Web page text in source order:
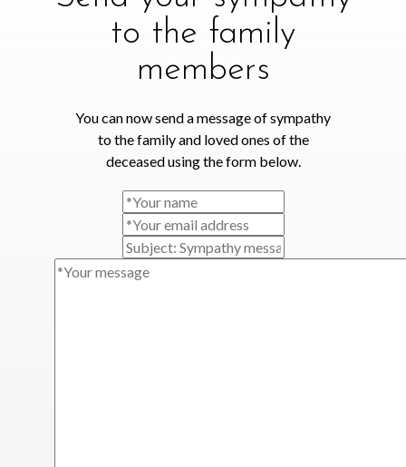
to the family
members
You can now send a message of sympathy
to the family and loved ones of the
deceased using the form below.